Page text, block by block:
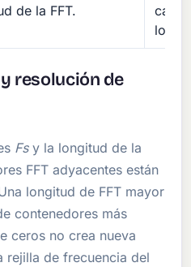
de la FFT.
resolución de
Fsy la longitud de la
FFT adyacentes están
longitud de FFT mayor
contenedores más
ceros no crea nueva
rejilla de frecuencia del